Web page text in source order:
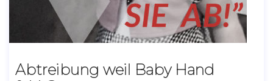
Abtreibung weil Baby Hand